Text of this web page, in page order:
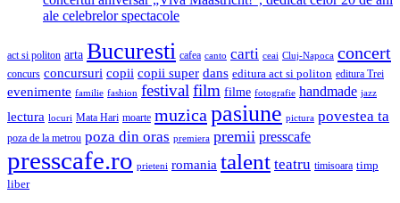
ale celebrelor spectacole
act si politon arta Bucuresti cafea canto carti ceai Cluj-Napoca concert
concurs concursuri copii copii super dans editura act si politon editura Trei
evenimente familie fashion festivalfilm filme fotografie handmade jazz
lectura locuri Mata Hari moarte muzica pasiune pictura povestea ta
poza de la metrou poza din oras premiera premii presscafe
presscafe.ro prieteni romania talent teatru timisoara timp
liber